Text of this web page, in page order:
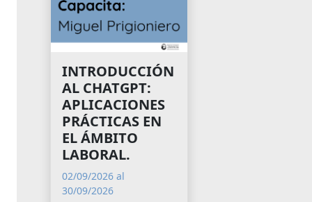
INTRODUCCIÓN
AL CHATGPT:
APLICACIONES
PRÁCTICAS EN
EL ÁMBITO
LABORAL.
02/09/2026 al
30/09/2026